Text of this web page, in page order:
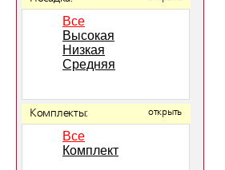
Все
Высокая
Низкая
Средняя
Комплекты: открыть
Все
Комплект